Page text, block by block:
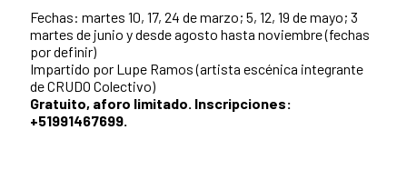
Fechas: martes 10, 17, 24 de marzo; 5, 12, 19 de mayo; 3
martes de junio y desde agosto hasta noviembre (fechas
por definir)
Impartido por Lupe Ramos (artista escénica integrante
de CRUDO Colectivo)
Gratuito, aforo limitado. Inscripciones:
+51991467699.